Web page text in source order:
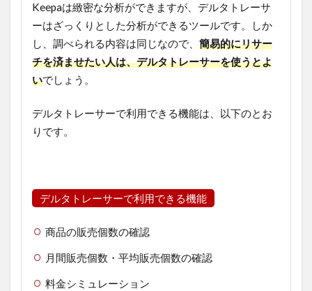
Keepaは緻密な分析ができますが、デルタトレーサ
ーはざっくりとした分析ができるツールです。しか
し、調べられる内容は同じなので、 簡易的にリサー
チを済ませたい人は、デルタトレーサーを使うとよ
いでしょう。
デルタトレーサーで利用できる機能は、以下のとお
りです。
デルタトレーサーで利用できる機能
商品の販売個数の確認
月間販売個数・平均販売個数の確認
料金シミュレーション